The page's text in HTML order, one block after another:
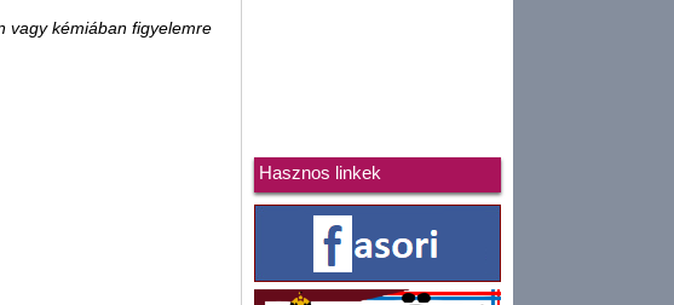
vagy kémiában figyelemre
Hasznos linkek